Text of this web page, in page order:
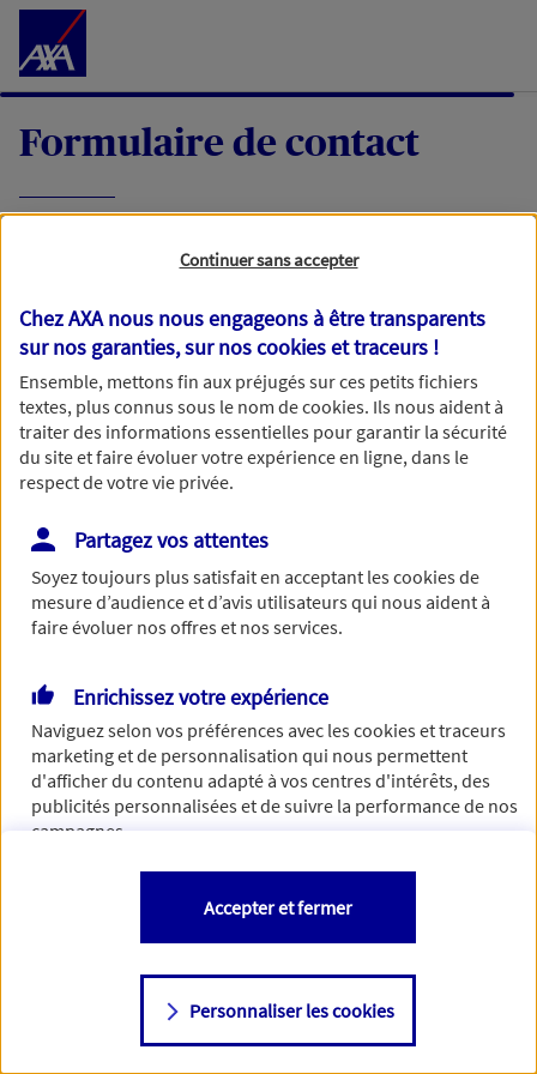
Accéder au Contenu
Formulaire de contact
demande, nous vous répondrons dans les
meilleurs délais par mail ou par téléphone.
Votre message :
Vous disposez de droits sur les informations vous concernant. Pour
plus d’informations,cliquez ici.
Continuer sans accepter
Chez AXA nous nous engageons à être transparents
sur nos garanties, sur noscookies et traceurs !
Ensemble, mettons fin aux préjugés sur ces petits fichiers
textes, plus connus sous le nom decookies. Ils nous aident à
traiter des informations essentielles pour garantir la sécurité
du site et faire évoluer votre expérience en ligne, dans le
respect de votre vie privée.
Partagez vos attentes
Soyez toujours plus satisfait en acceptant lescookiesde
mesure d’audience et d’avis utilisateurs qui nous aident à
faire évoluer nos offres et nos services.
Enrichissez votre expérience
Naviguez selon vos préférences avec lescookies et traceurs
marketing et de personnalisation qui nous permettent
d'afficher du contenu adapté à vos centres d'intérêts, des
publicités personnalisées et de suivre la performance de nos
campagnes.
Vous êtes libre de les accepter, de les refuser comme de
changer d'avis à tout moment en allant sur
Consulter notre politique decookies
Personnaliser les cookies
Accepter et fermer